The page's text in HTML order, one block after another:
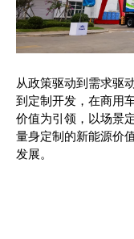
从政策驱动到需求驱
到定制开发，在商用
价值为引领，以场景
量身定制的新能源价
发展。